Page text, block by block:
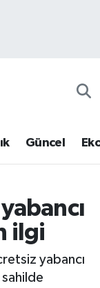
Güncel
ilgi
yabancı